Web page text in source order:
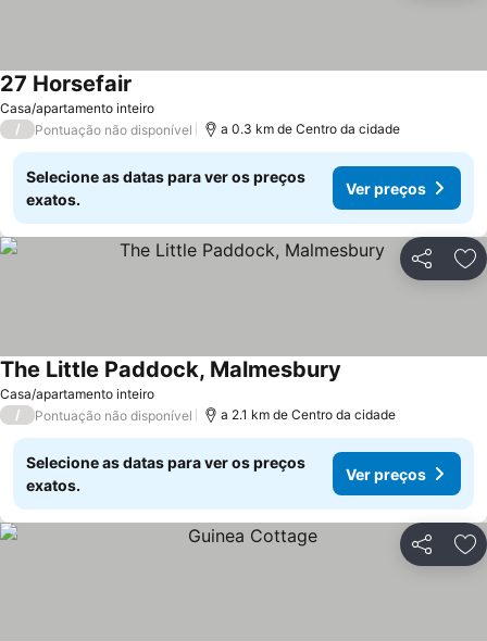
Casa/apartamento inteiro
27 Horsefair
/ Pontuação não disponível a 0.3 km de Centro da cidade
Selecione as datas para ver os preços
exatos.
Ver preços
Partilhar
Casa/apartamento inteiro
The Little Paddock, Malmesbury
/ Pontuação não disponível a 2.1 km de Centro da cidade
Selecione as datas para ver os preços
exatos.
Ver preços
Partilhar